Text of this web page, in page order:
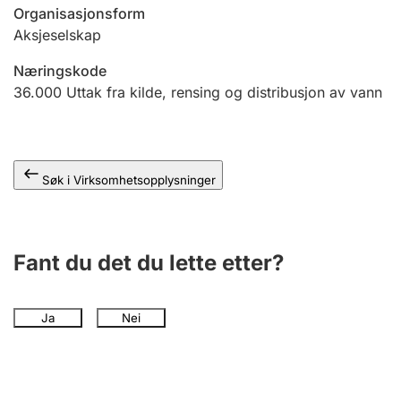
Organisasjonsform
Aksjeselskap
Næringskode
36.000 Uttak fra kilde, rensing og distribusjon av vann
Søk i Virksomhetsopplysninger
Fant du det du lette etter?
Ja Nei